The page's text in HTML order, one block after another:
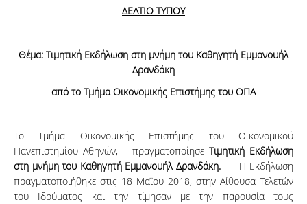
ΔΕΛΤΙΟ ΤΥΠΟΥ
Θέμα: Τιμητική Εκδήλωση στη μνήμη του Καθηγητή Εμμανουήλ
Δρανδάκη
από το Τμήμα Οικονομικής Επιστήμης του ΟΠΑ
Το Τμήμα Οικονομικής Επιστήμης του Οικονομικού
Πανεπιστημίου Αθηνών, πραγματοποίησε Τιμητική Εκδήλωση
στη μνήμη του Καθηγητή Εμμανουήλ Δρανδάκη. Η Εκδήλωση
πραγματοποιήθηκε στις 18 Μαΐου 2018, στην Αίθουσα Τελετών
του Ιδρύματος και την τίμησαν με την παρουσία τους